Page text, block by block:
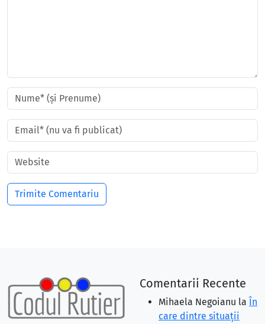
Comentarii Recente
Mihaela Negoianu la În
care dintre situaţii